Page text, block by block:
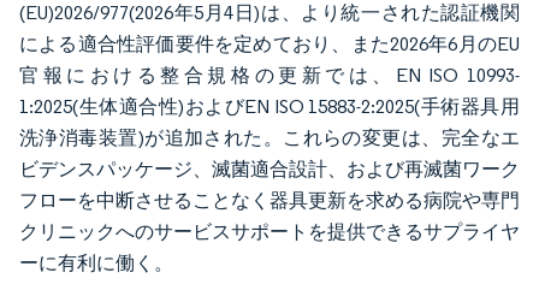
(EU)2026/977(2026年5月4日)は、より統一された認証機関
による適合性評価要件を定めており、また2026年6月のEU
官報における整合規格の更新では、EN ISO 10993-
1:2025(生体適合性)およびEN ISO 15883-2:2025(手術器具用
洗浄消毒装置)が追加された。これらの変更は、完全なエ
ビデンスパッケージ、滅菌適合設計、および再滅菌ワーク
フローを中断させることなく器具更新を求める病院や専門
クリニックへのサービスサポートを提供できるサプライヤ
ーに有利に働く。